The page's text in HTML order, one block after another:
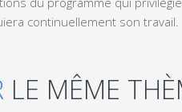
continuellement son travail.
LE MÊME